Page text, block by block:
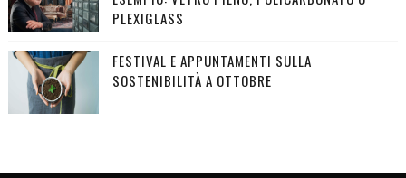
PLEXIGLASS
FESTIVAL E APPUNTAMENTI SULLA
SOSTENIBILITÀ A OTTOBRE